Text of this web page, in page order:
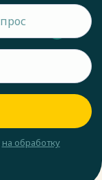
на обработку